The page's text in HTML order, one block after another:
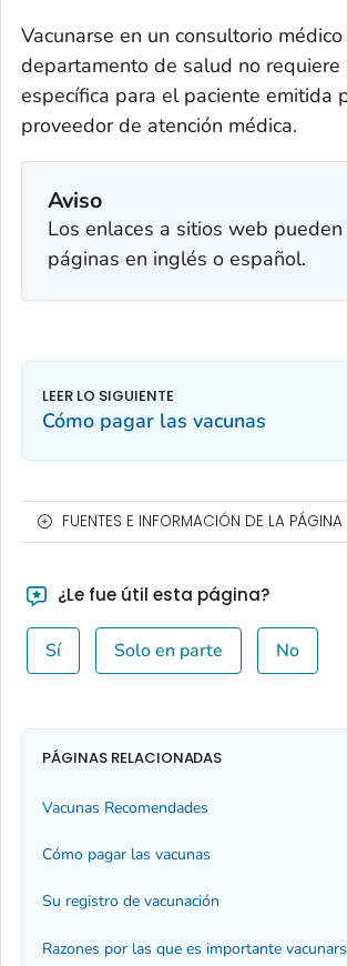
Vacunarse en un consultorio
departamento de salud no requiere
específica para el paciente emitida
proveedor de atención médica.
Aviso
Los enlaces a sitios web
páginas en inglés o español.
Cómo pagar las vacunas
FUENTES E INFORMACIÓN DE LA PÁGINA
¿Le fue útil esta página?
Sí Solo en parte No
PÁGINAS RELACIONADAS
Vacunas Recomendades
Cómo pagar las vacunas
Su registro de vacunación
Razones por las que es importante